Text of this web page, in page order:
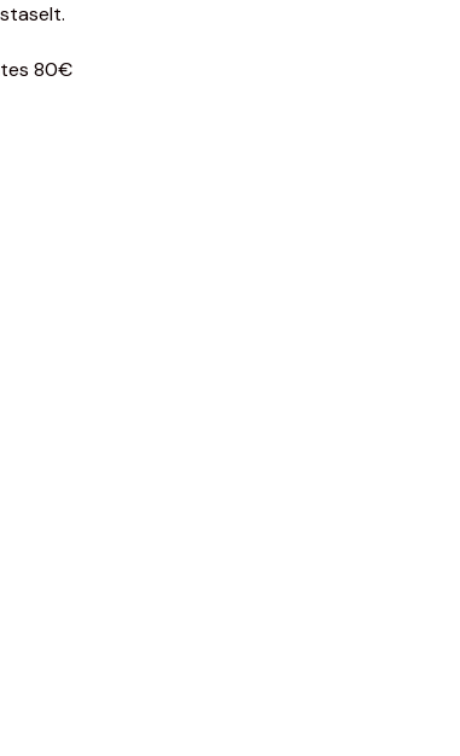
80€